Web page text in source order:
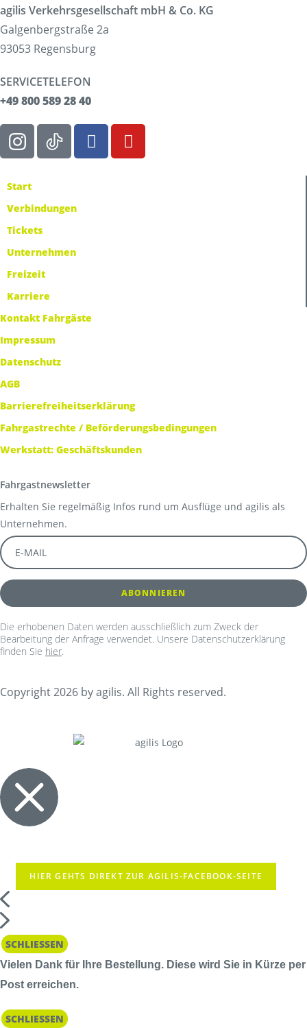
agilis Verkehrsgesellschaft mbH & Co. KG
Galgenbergstraße 2a
93053 Regensburg
SERVICETELEFON
+49 800 589 28 40
Start
Verbindungen
Tickets
Unternehmen
Freizeit
Karriere
Kontakt Fahrgäste
Impressum
Datenschutz
AGB
Barrierefreiheitserklärung
Fahrgastrechte / Beförderungsbedingungen
Werkstatt: Geschäftskunden
Fahrgastnewsletter
Erhalten Sie regelmäßig Infos rund um Ausflüge und agilis als
Unternehmen.
Die erhobenen Daten werden ausschließlich zum Zweck der
Bearbeitung der Anfrage verwendet. Unsere Datenschutzerklärung
finden Sie hier.
Copyright 2026 by agilis. All Rights reserved.
HIER GEHTS DIREKT ZUR AGILIS-FACEBOOK-SEITE
SCHLIESSEN
Vielen Dank für Ihre Bestellung. Diese wird Sie in Kürze per
Post erreichen.
SCHLIESSEN